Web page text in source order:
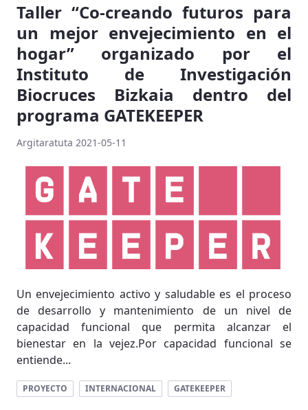
Taller “Co-creando futuros para
un mejor envejecimiento en el
hogar” organizado por el
Instituto de Investigación
Biocruces Bizkaia dentro del
programa GATEKEEPER
Argitaratuta 2021-05-11
Un envejecimiento activo y saludable es el proceso
de desarrollo y mantenimiento de un nivel de
capacidad funcional que permita alcanzar el
bienestar en la vejez.Por capacidad funcional se
entiende...
PROYECTO INTERNACIONAL GATEKEEPER